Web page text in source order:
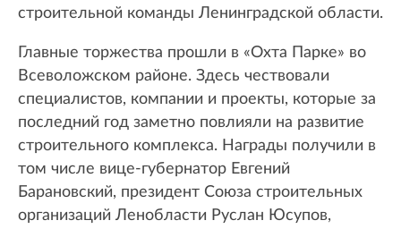
строительной команды Ленинградской области.
Главные торжества прошли в «Охта Парке» во
Всеволожском районе. Здесь чествовали
специалистов, компании и проекты, которые за
последний год заметно повлияли на развитие
строительного комплекса. Награды получили в
том числе вице-губернатор Евгений
Барановский, президент Союза строительных
организаций Ленобласти Руслан Юсупов,